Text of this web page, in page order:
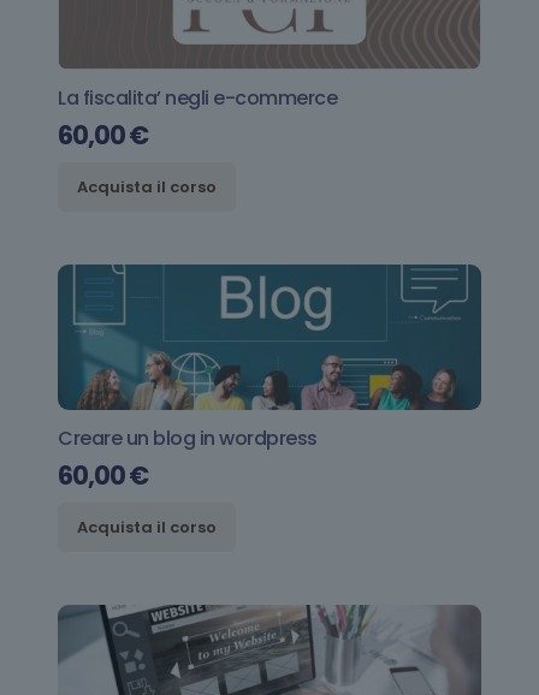
La fiscalita’ negli e-commerce
60,00€
Acquista il corso
Creare un blog in wordpress
60,00€
Acquista il corso